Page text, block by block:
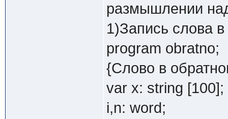
размышлении
1)Запись слова
program obratno;
{Слово в
var x: string [100];
i,n: word;